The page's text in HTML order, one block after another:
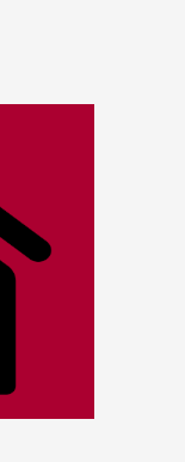
это не